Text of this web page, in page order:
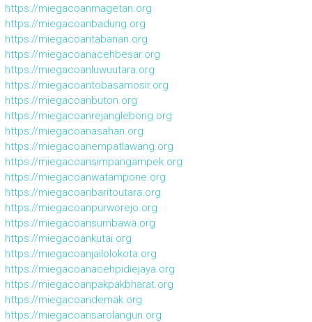
https://miegacoanmagetan.org
https://miegacoanbadung.org
https://miegacoantabanan.org
https://miegacoanacehbesar.org
https://miegacoanluwuutara.org
https://miegacoantobasamosir.org
https://miegacoanbuton.org
https://miegacoanrejanglebong.org
https://miegacoanasahan.org
https://miegacoanempatlawang.org
https://miegacoansimpangampek.org
https://miegacoanwatampone.org
https://miegacoanbaritoutara.org
https://miegacoanpurworejo.org
https://miegacoansumbawa.org
https://miegacoankutai.org
https://miegacoanjailolokota.org
https://miegacoanacehpidiejaya.org
https://miegacoanpakpakbharat.org
https://miegacoandemak.org
https://miegacoansarolangun.org